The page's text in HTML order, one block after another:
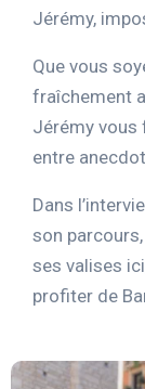
Jérémy,
Que vous
fraîchement
Jérémy vous
entre
Dans
son
ses valises
profiter de